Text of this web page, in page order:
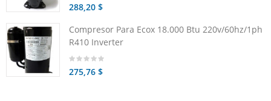
288,20 $
Compresor Para Ecox 18.000 Btu 220v/60hz/1ph
R410 Inverter
275,76 $